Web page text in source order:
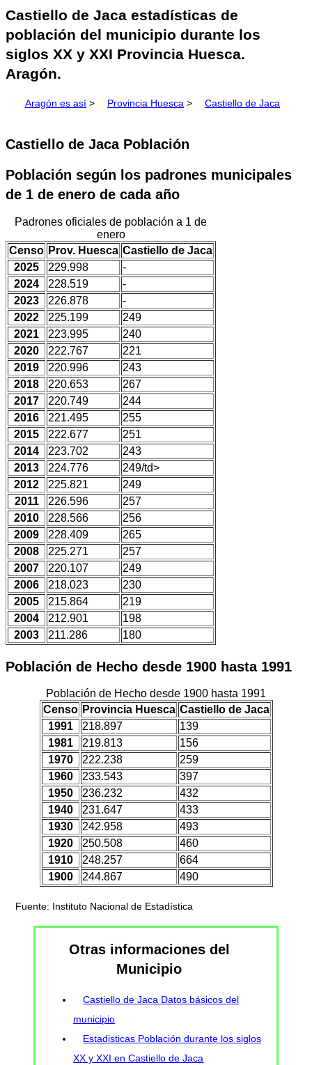
Castiello de Jaca estadísticas de
población del municipio durante los
siglos XX y XXI Provincia Huesca.
Aragón.
Aragón es así > Provincia Huesca > Castiello de Jaca
Castiello de Jaca Población
Población según los padrones municipales
de 1 de enero de cada año
Padrones oficiales de población a 1 de
enero
Censo Prov. Huesca Castiello de Jaca
2025
229.998
-
2024
228.519
-
2023
226.878
-
2022
225.199
249
2021
223.995
240
2020
222.767
221
2019
220.996
243
2018
220.653
267
2017
220.749
244
2016
221.495
255
2015
222.677
251
2014
223.702
243
2013
224.776
249/td>
2012
225.821
249
2011
226.596
257
2010
228.566
256
2009
228.409
265
2008
225.271
257
2007
220.107
249
2006
218.023
230
2005
215.864
219
2004
212.901
198
2003
211.286 180
Población de Hecho desde 1900 hasta 1991
Población de Hecho desde 1900 hasta 1991
Censo Provincia Huesca Castiello de Jaca
1991
218.897
139
1981
219.813
156
1970
222.238
259
1960
233.543
397
1950
236.232
432
1940
231.647
433
1930
242.958
493
1920
250.508
460
1910
248.257
664
1900
244.867 490
Fuente: Instituto Nacional de Estadística
Otras informaciones del
Municipio
Castiello de Jaca Datos básicos del
municipio
Estadisticas Población durante los siglos
XX y XXI en Castiello de Jaca